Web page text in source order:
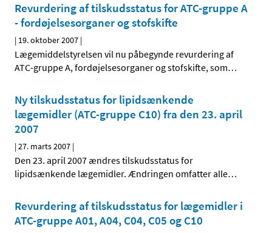
Revurdering af tilskudsstatus for ATC-gruppe A
- fordøjelsesorganer og stofskifte
| 19. oktober 2007 |
Lægemiddelstyrelsen vil nu påbegynde revurdering af
ATC-gruppe A, fordøjelsesorganer og stofskifte, som…
Ny tilskudsstatus for lipidsænkende
lægemidler (ATC-gruppe C10) fra den 23. april
2007
|27. marts 2007 |
Den 23. april 2007 ændres tilskudsstatus for
lipidsænkende lægemidler. Ændringen omfatter alle…
Revurdering af tilskudsstatus for lægemidler i
ATC-gruppe A01, A04, C04, C05 og C10